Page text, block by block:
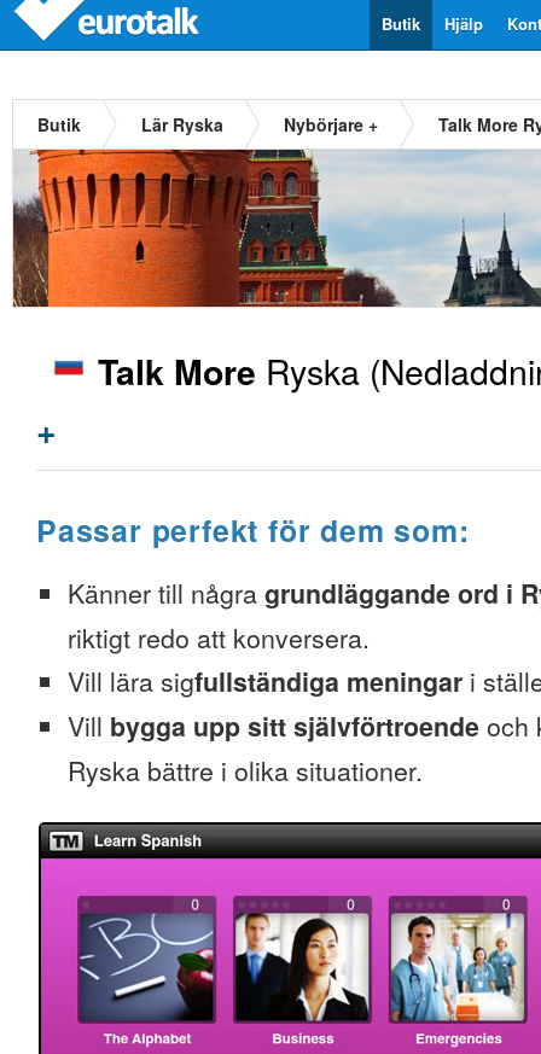
Hjälp
Butik
Butik Lär Ryska Nybörjare + Talk More
Talk More Ryska
+
Passar perfekt för dem som:
Känner till några grundläggande ord i
riktigt redo att konversera.
Vill lära sigfullständiga meningar i
Vill bygga upp sitt självförtroende och
Ryska bättre i olika situationer.